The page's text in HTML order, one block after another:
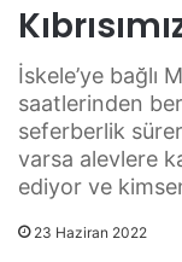
İskele’ye bağlı
saatlerinden
seferberlik
varsa alevlere
ediyor ve
23 Haziran 2022